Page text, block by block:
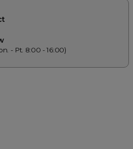
- Pt. 8:00 - 16:00)